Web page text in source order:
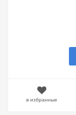
в избранные